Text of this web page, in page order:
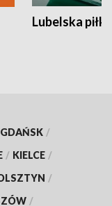
Lubelska piłka
GDAŃSK /
/ KIELCE /
/
/